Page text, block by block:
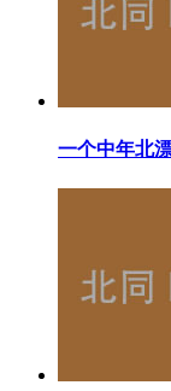
一个中年北